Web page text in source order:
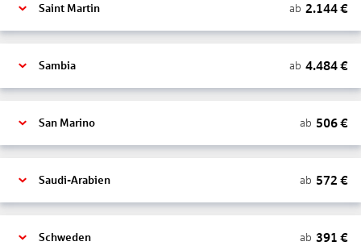
Saint Martin ab 2.144€
Sambia ab 4.484€
San Marino ab 506€
Saudi-Arabien ab 572 €
Schweden ab 391 €